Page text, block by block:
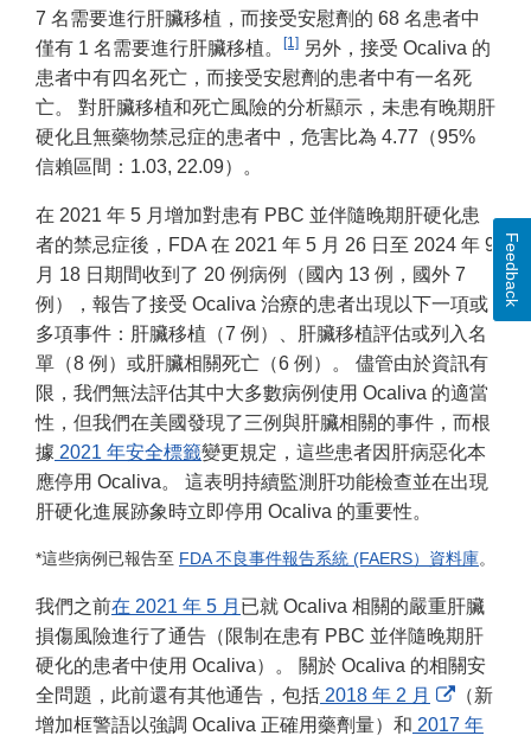
7 名需要進行肝臟移植，而接受安慰劑的 68 名患者中
僅有 1 名需要進行肝臟移植。
[1] 另外，接受 Ocaliva 的
患者中有四名死亡，而接受安慰劑的患者中有一名死
亡。 對肝臟移植和死亡風險的分析顯示，未患有晚期肝
硬化且無藥物禁忌症的患者中，危害比為 4.77（95%
信賴區間：1.03, 22.09）。
在 2021 年 5 月增加對患有 PBC 並伴隨晚期肝硬化患
者的禁忌症後，FDA 在 2021 年 5 月 26 日至 2024 年 9
月 18 日期間收到了 20 例病例（國內 13 例，國外 7
例），報告了接受 Ocaliva 治療的患者出現以下一項或
多項事件：肝臟移植（7 例）、肝臟移植評估或列入名
單（8 例）或肝臟相關死亡（6 例）。 儘管由於資訊有
限，我們無法評估其中大多數病例使用 Ocaliva 的適當
性，但我們在美國發現了三例與肝臟相關的事件，而根
據 2021 年安全標籤變更規定，這些患者因肝病惡化本
應停用 Ocaliva。 這表明持續監測肝功能檢查並在出現
肝硬化進展跡象時立即停用 Ocaliva 的重要性。
*這些病例已報告至 FDA 不良事件報告系統 (FAERS）資料庫。
我們之前在 2021 年 5 月 已就 Ocaliva 相關的嚴重肝臟
損傷風險進行了通告（限制在患有 PBC 並伴隨晚期肝
硬化的患者中使用 Ocaliva）。 關於 Ocaliva 的相關安
全問題，此前還有其他通告，包括 2018 年 2 月
External
Link
（新
增加框警語以強調 Ocaliva 正確用藥劑量）和 2017 年
Feedback